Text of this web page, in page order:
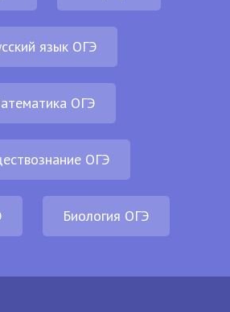
язык ОГЭ
ОГЭ
ОГЭ
Биология ОГЭ